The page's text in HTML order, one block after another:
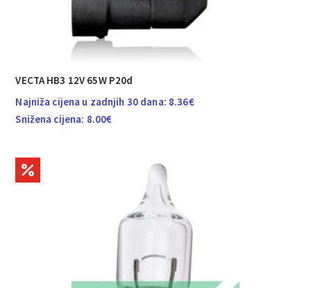
VECTA HB3 12V 65W P20d
Najniža cijena u zadnjih 30 dana: 8.36€
Snižena cijena: 8.00€